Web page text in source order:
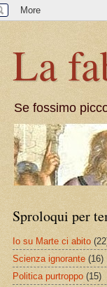
La
Se fossimo
Sproloqui per
Io su Marte ci abito
Scienza ignorante (16)
Politica purtroppo (15)